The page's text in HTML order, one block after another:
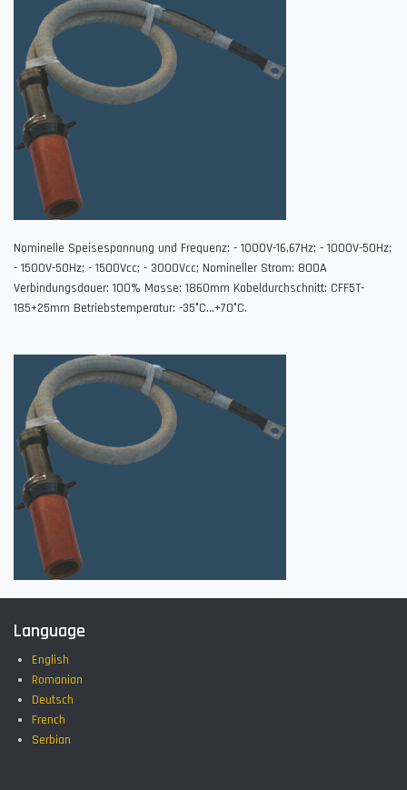
Nominelle Speisespannung und Frequenz: - 1000V-16,67Hz; - 1000V-50Hz;
- 1500V-50Hz; - 1500Vcc; - 3000Vcc; Nomineller Strom: 800A
Verbindungsdauer: 100% Masse: 1860mm Kabeldurchschnitt: CFF5T-
185+25mm Betriebstemperatur: -35°C...+70°C.
Language
English
Romanian
Deutsch
French
Serbian